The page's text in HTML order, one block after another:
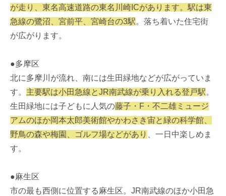
が走り、東名高速道路の東名川崎ICがあります。駅は東
急線の鷺沼、宮前平、宮崎台の3駅。落ち着いた住宅街
が広がります。
●多摩区
北に多摩川が流れ、南には生田緑地などが広がっていま
す。 主要駅は小田急線とJR南武線が乗り入れる登戸駅。
生田緑地には子どもに人気の藤子・F・不二雄ミュージ
アムのほか岡本太郎美術館やかわさき宙と緑の科学館、
野鳥の森や梅園、ゴルフ場などがあり 、一日中楽しめま
す。
●麻生区
市の最も西側に位置する麻生区。JR南武線のほか小田急